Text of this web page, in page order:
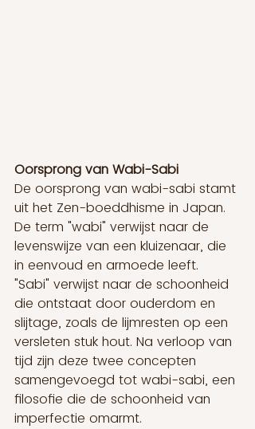
Oorsprong van Wabi-Sabi
De oorsprong van wabi-sabi stamt
uit het Zen-boeddhisme in Japan.
De term "wabi" verwijst naar de
levenswijze van een kluizenaar, die
in eenvoud en armoede leeft.
"Sabi" verwijst naar de schoonheid
die ontstaat door ouderdom en
slijtage, zoals de lijmresten op een
versleten stuk hout. Na verloop van
tijd zijn deze twee concepten
samengevoegd tot wabi-sabi, een
filosofie die de schoonheid van
imperfectie omarmt.